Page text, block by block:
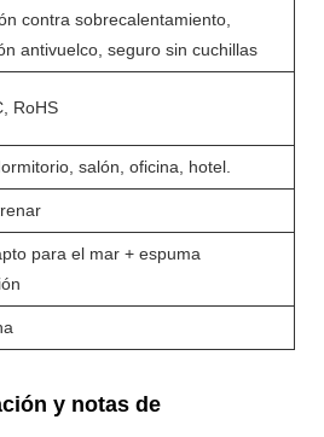
contra sobrecalentamiento,
antivuelco, seguro sin cuchillas
RoHS
salón, oficina, hotel.
para el mar + espuma
y notas de